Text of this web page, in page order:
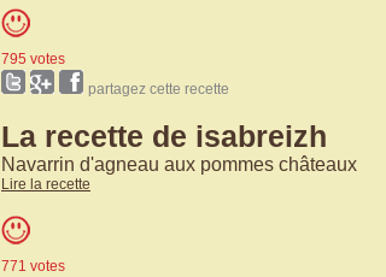
795 votes
partagez cette recette
La recette de isabreizh
Navarrin d'agneau aux pommes châteaux
Lire la recette
771 votes